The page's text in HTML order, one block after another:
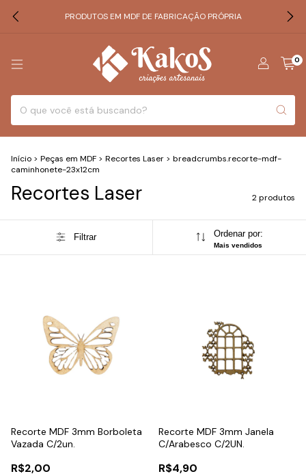
PRODUTOS EM MDF DE FABRICAÇÃO PRÓPRIA
0
Início > Peças em MDF > Recortes Laser > breadcrumbs.recorte-mdf-
caminhonete-23x12cm
Recortes Laser 2 produtos
Filtrar Ordenar por:
Mais vendidos
Recorte MDF 3mm Borboleta
Vazada C/2un.
R$2,00
Recorte MDF 3mm Janela
C/Arabesco C/2UN.
R$4,90